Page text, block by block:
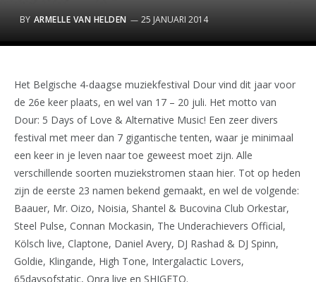
BY ARMELLE VAN HELDEN 25 JANUARI 2014
Het Belgische 4-daagse muziekfestival Dour vind dit jaar voor
de 26e keer plaats, en wel van 17 – 20 juli. Het motto van
Dour: 5 Days of Love & Alternative Music! Een zeer divers
festival met meer dan 7 gigantische tenten, waar je minimaal
een keer in je leven naar toe geweest moet zijn. Alle
verschillende soorten muziekstromen staan hier. Tot op heden
zijn de eerste 23 namen bekend gemaakt, en wel de volgende:
Baauer, Mr. Oizo, Noisia, Shantel & Bucovina Club Orkestar,
Steel Pulse, Connan Mockasin, The Underachievers Official,
Kölsch live, Claptone, Daniel Avery, DJ Rashad & DJ Spinn,
Goldie, Klingande, High Tone, Intergalactic Lovers,
65daysofstatic, Onra live en SHIGETO.